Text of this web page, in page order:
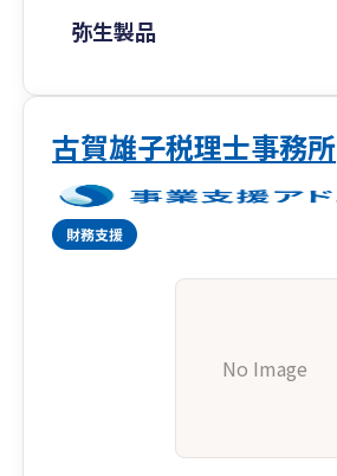
弥生製品
古賀雄子税理士事務所
No Image